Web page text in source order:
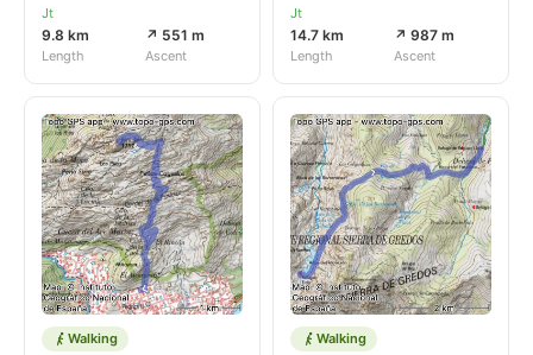
Jt
9.8 km
Length
↗ 551 m
Ascent
Jt
14.7 km
Length
↗ 987 m
Ascent
Walking Walking